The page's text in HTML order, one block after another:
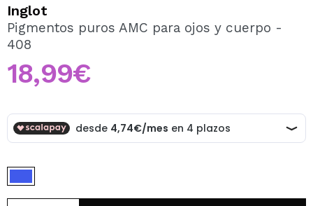
Al crear una cuenta en Maquillalia.com podrás realizar
tus compras rápidamente, revisar el estado de tus
Inglot
Pigmentos puros AMC para ojos y cuerpo -
408
18,99€